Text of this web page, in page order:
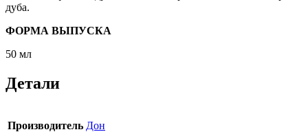
дуба.
ФОРМА ВЫПУСКА
50 мл
Детали
Производитель Дон